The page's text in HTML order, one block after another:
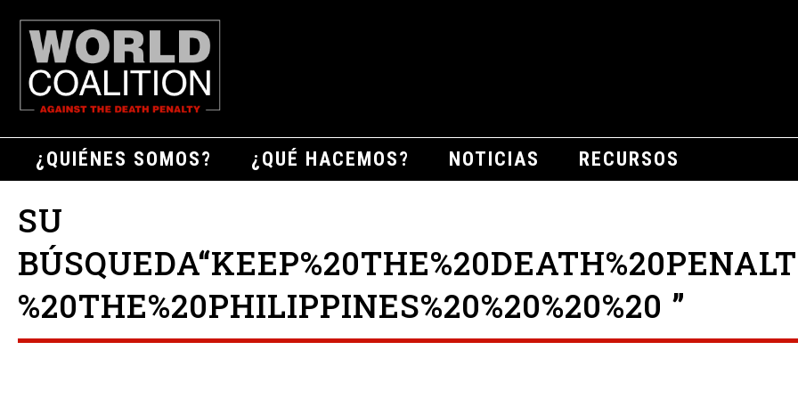
¿QUIÉNES SOMOS? ¿QUÉ HACEMOS? NOTICIAS RECURSOS
SU
%20THE%20PHILIPPINES%20%20%20%20 ”